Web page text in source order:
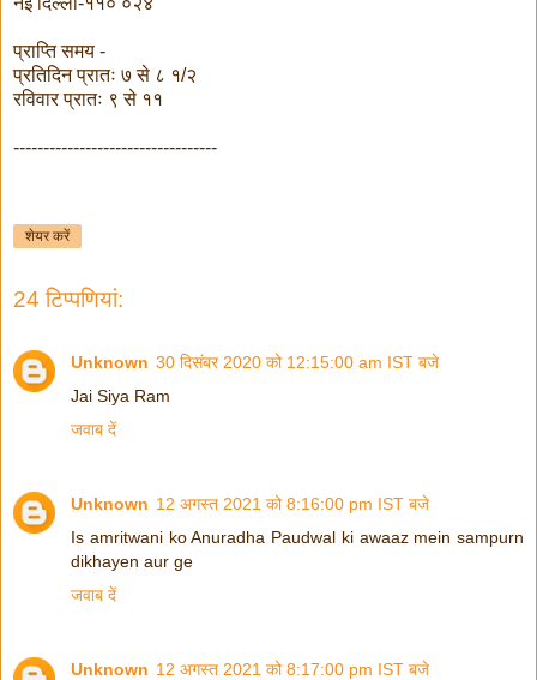
प्राप्ति समय -
प्रतिदिन प्रातः ७ से ८ १/२
रविवार प्रातः ९ से ११
----------------------------------
शेयर करें
24 टिप्‍पणियां:
Unknown 30 दिसंबर 2020 को 12:15:00 am IST बजे
Jai Siya Ram
जवाब दें
Unknown 12 अगस्त 2021 को 8:16:00 pm IST बजे
Is amritwani ko Anuradha Paudwal ki awaaz mein sampurn
dikhayen aur ge
जवाब दें
Unknown 12 अगस्त 2021 को 8:17:00 pm IST बजे